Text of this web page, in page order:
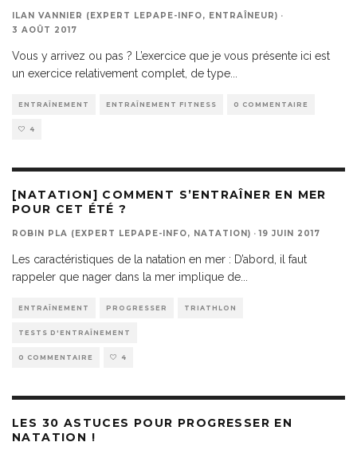
ILAN VANNIER (EXPERT LEPAPE-INFO, ENTRAÎNEUR) ·
3 AOÛT 2017
Vous y arrivez ou pas ? L’exercice que je vous présente ici est
un exercice relativement complet, de type...
ENTRAÎNEMENT ENTRAÎNEMENT FITNESS 0 COMMENTAIRE
4
[NATATION] COMMENT S’ENTRAÎNER EN MER
POUR CET ÉTÉ ?
ROBIN PLA (EXPERT LEPAPE-INFO, NATATION) · 19 JUIN 2017
Les caractéristiques de la natation en mer : D’abord, il faut
rappeler que nager dans la mer implique de...
ENTRAÎNEMENT PROGRESSER TRIATHLON
TESTS D'ENTRAÎNEMENT
0 COMMENTAIRE 4
LES 30 ASTUCES POUR PROGRESSER EN
NATATION !